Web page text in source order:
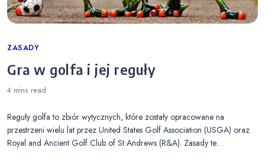
Categories
ZASADY
Gra w golfa i jej reguły
4 mins read
Reguły golfa to zbiór wytycznych, które zostały opracowane na
przestrzeni wielu lat przez United States Golf Association (USGA) oraz
Royal and Ancient Golf Club of St Andrews (R&A). Zasady te…